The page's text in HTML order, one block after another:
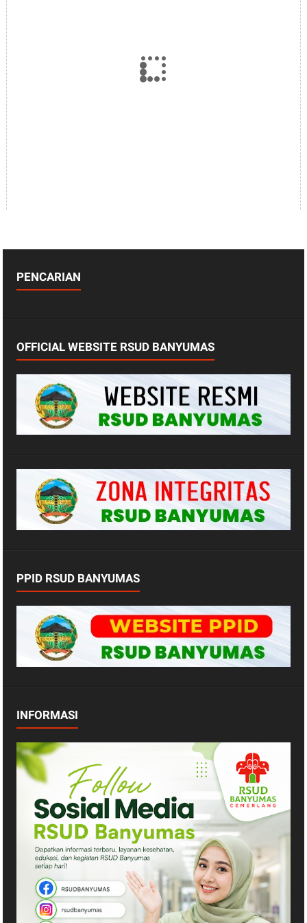
PENCARIAN
OFFICIAL WEBSITE RSUD BANYUMAS
PPID RSUD BANYUMAS
INFORMASI